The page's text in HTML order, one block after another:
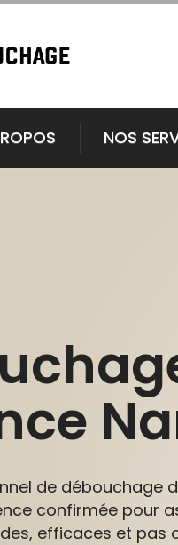
NOS
de débouchage
confirmée pour
efficaces et pas